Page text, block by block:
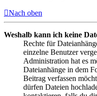
Nach oben
Weshalb kann ich keine
Rechte für
einzelne Benutzer
Administration hat es
Dateianhänge in dem
Beitrag verfassen
dürfen Dateien